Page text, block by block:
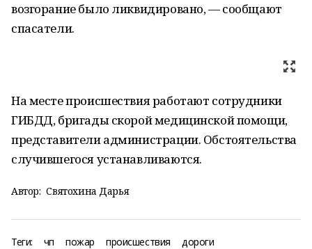
возгорание было ликвидировано, — сообщают
спасатели.
На месте происшествия работают сотрудники
ГИБДД, бригады скорой медицинской помощи,
представители администрации. Обстоятельства
случившегося устанавливаются.
Автор: Святохина Дарья
Теги: чп пожар происшествия дороги